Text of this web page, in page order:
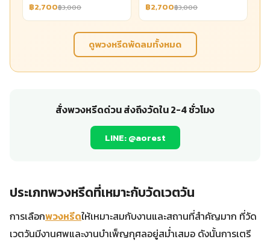
฿2,700฿3,000 ฿2,700฿3,000
ดูพวงหรีดพัดลมทั้งหมด
สั่งพวงหรีดด่วน ส่งถึงวัดใน 2-4 ชั่วโมง
LINE: @aorest
ประเภทพวงหรีดที่เหมาะกับวัดเวตวัน
การเลือกพวงหรีดให้เหมาะสมกับงานและสถานที่สำคัญมาก ที่วัด
เวตวันมีงานศพและงานบำเพ็ญกุศลอยู่สม่ำเสมอ ดังนั้นการเตรี